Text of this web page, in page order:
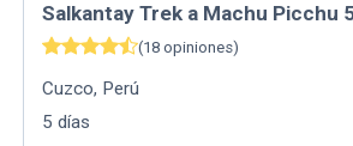
Salkantay Trek a Machu Picchu
(18 opiniones)
Cuzco, Perú
5 días